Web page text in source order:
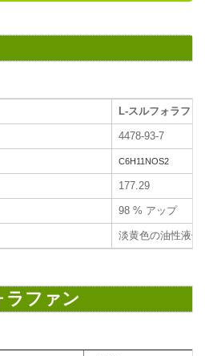
L-スルフォラファ
4478-93-7
C6H11NOS2
177.29
98 % アップ
淡黄色の油性液体
ラファン